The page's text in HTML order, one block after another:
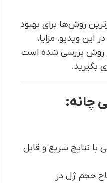
روش‌ها برای بهبود
این ویدیو، مزایا،
روش بررسی شده است
بگیرید.
چانه:
با نتایج سریع و قابل
حجم ژل در